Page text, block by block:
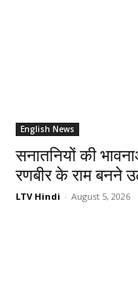
English News
सनातनियों की
रणबीर के राम बनने
LTV Hindi - August 5, 2026